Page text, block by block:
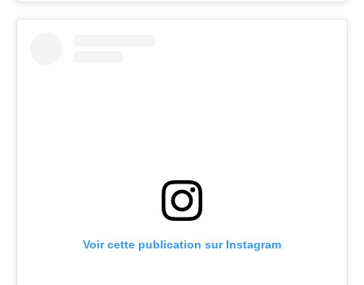
Voir cette publication sur Instagram